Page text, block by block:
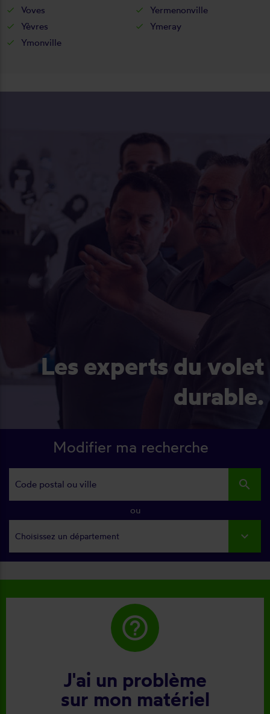
Voves
Yermenonville
Yèvres
Ymeray
Ymonville
Les experts du volet
durable.
Modifier ma recherche
search
ou
Choisissez un département
help_outline
J'ai un problème
sur mon matériel